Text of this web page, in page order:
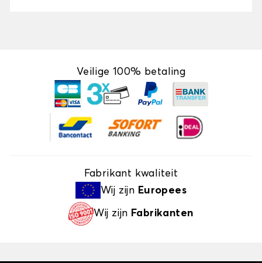
Veilige 100% betaling
Fabrikant kwaliteit
Wij zijn Europees
Wij zijn Fabrikanten